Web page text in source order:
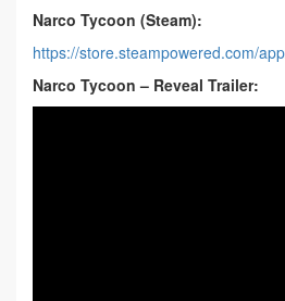
Narco Tycoon (Steam):
https://store.steampowered.com/
Narco Tycoon – Reveal Trailer: